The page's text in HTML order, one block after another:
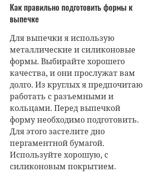
Как правильно подготовить формы к
выпечке
Для выпечки я использую
металлические и силиконовые
формы. Выбирайте хорошего
качества, и они прослужат вам
долго. Из круглых я предпочитаю
работать с разъемными и
кольцами. Перед выпечкой
форму необходимо подготовить.
Для этого застелите дно
пергаментной бумагой.
Используйте хорошую, с
силиконовым покрытием.